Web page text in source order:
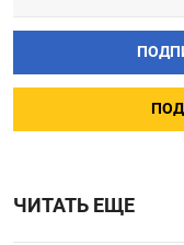
ЧИТАТЬ ЕЩЕ